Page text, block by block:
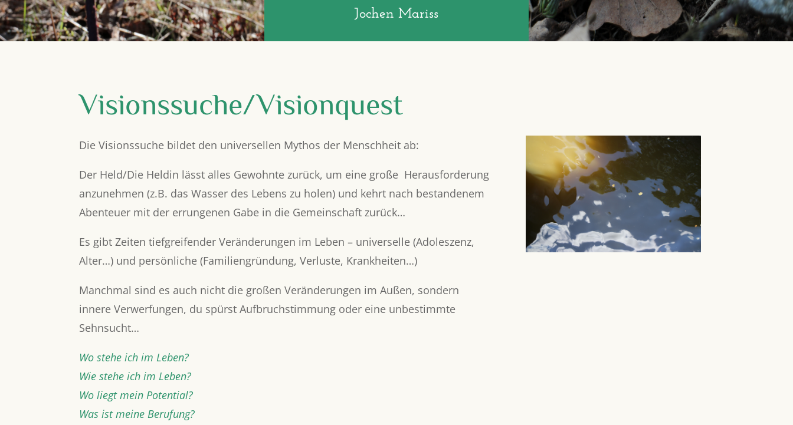
Jochen Mariss
Visionssuche/Visionquest
Die Visionssuche bildet den universellen Mythos der Menschheit ab:
Der Held/Die Heldin lässt alles Gewohnte zurück, um eine große Herausforderung
anzunehmen (z.B. das Wasser des Lebens zu holen) und kehrt nach bestandenem
Abenteuer mit der errungenen Gabe in die Gemeinschaft zurück…
Es gibt Zeiten tiefgreifender Veränderungen im Leben – universelle (Adoleszenz,
Alter…) und persönliche (Familiengründung, Verluste, Krankheiten…)
Manchmal sind es auch nicht die großen Veränderungen im Außen, sondern
innere Verwerfungen, du spürst Aufbruchstimmung oder eine unbestimmte
Sehnsucht…
Wo stehe ich im Leben?
Wie stehe ich im Leben?
Wo liegt mein Potential?
Was ist meine Berufung?